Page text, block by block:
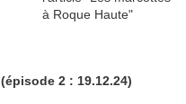
2 : 19.12.24)